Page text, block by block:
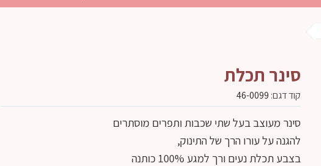
סינר תכלת
קוד דגם: 46-0099
סינר מעוצב בעל שתי שכבות ותפרים מוסתרים
להגנה על עורו הרך של התינוק,
בצבע תכלת נעים ורך למגע 100% כותנה